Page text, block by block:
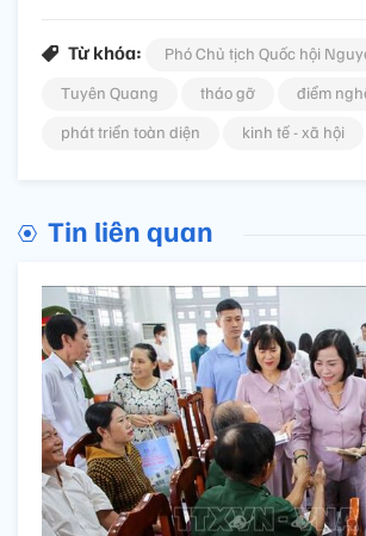
Từ khóa:
Phó Chủ tịch Quốc hội
Tuyên Quang
tháo gỡ
điểm
phát triển toàn diện
kinh tế - xã hội
Tin liên quan